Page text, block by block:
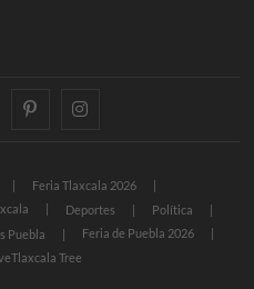
pinterestinstagram
Feria Tlaxcala 2026
Deportes
Política
Puebla
Feria de Puebla 2026
Tree